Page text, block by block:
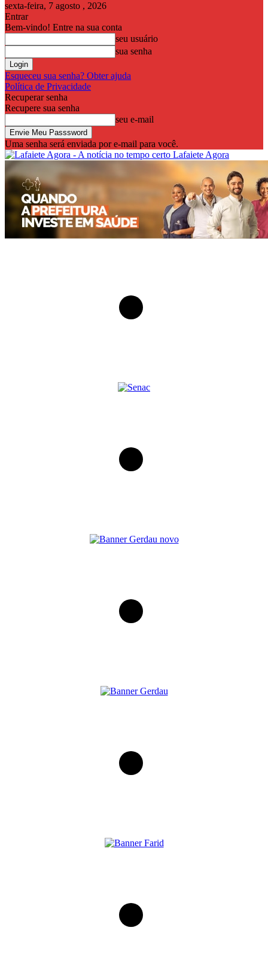
sexta-feira, 7 agosto , 2026
Entrar
Bem-vindo! Entre na sua conta
seu usuário
sua senha
Esqueceu sua senha? Obter ajuda
Política de Privacidade
Recuperar senha
Recupere sua senha
seu e-mail
Uma senha será enviada por e-mail para você.
Lafaiete Agora